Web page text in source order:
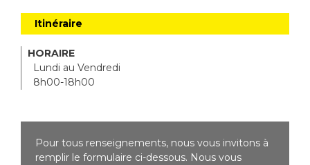
Itinéraire
HORAIRE
Lundi au Vendredi
8h00-18h00
Pour tous renseignements, nous vous invitons à
remplir le formulaire ci-dessous. Nous vous